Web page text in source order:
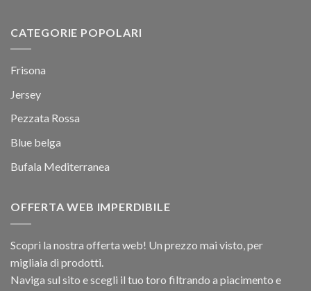
CATEGORIE POPOLARI
Frisona
Jersey
Pezzata Rossa
Blue belga
Bufala Mediterranea
OFFERTA WEB IMPERDIBILE
Scopri la nostra offerta web! Un prezzo mai visto, per
migliaia di prodotti.
Naviga sul sito e scegli il tuo toro filtrando a piacimento e